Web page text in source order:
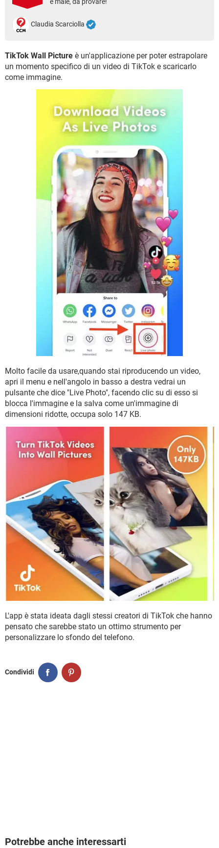
TIKTOK
HARDWARE
Claudia Scarciolla
TikTok Wall Picture è un'applicazione per poter estrapolare
un momento specifico di un video di TikTok e scaricarlo
come immagine.
Molto facile da usare,quando stai riproducendo un video,
apri il menu e nell'angolo in basso a destra vedrai un
pulsante che dice "Live Photo", facendo clic su di esso si
blocca l'immagine e la salva come un'immagine di
dimensioni ridotte, occupa solo 147 KB.
L'app è stata ideata dagli stessi creatori di TikTok che hanno
pensato che sarebbe stato un ottimo strumento per
personalizzare lo sfondo del telefono.
Condividi
Potrebbe anche interessarti